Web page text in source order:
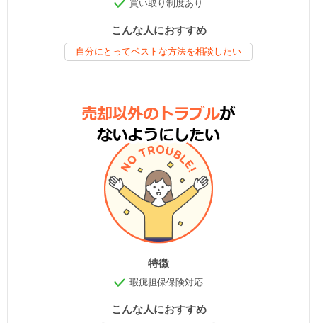
買い取り制度あり
こんな人におすすめ
自分にとってベストな方法を相談したい
特徴
瑕疵担保保険対応
こんな人におすすめ